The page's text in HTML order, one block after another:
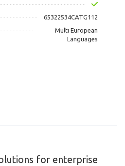
65322534CATG112
Multi European
Languages
for enterprise